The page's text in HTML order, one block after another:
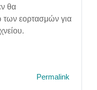
θα
των εορτασμών για
Permalink